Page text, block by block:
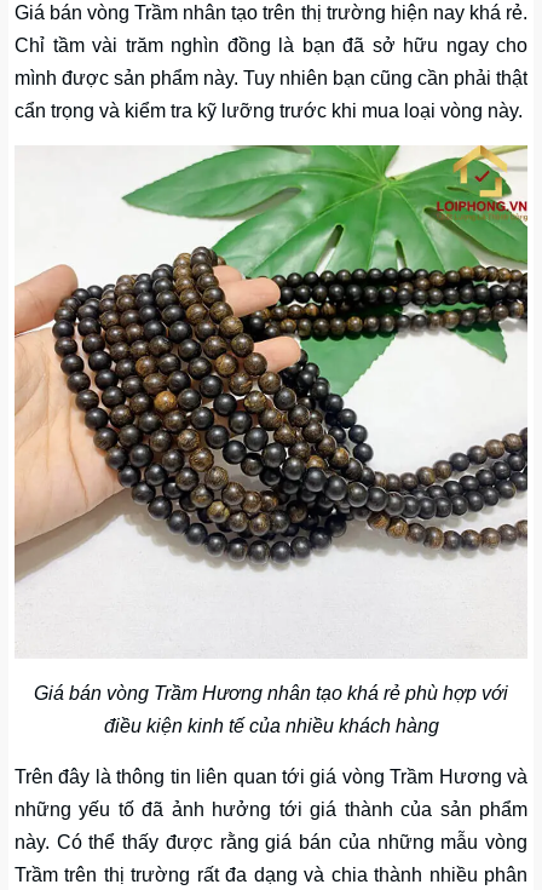
Giá bán vòng Trầm nhân tạo trên thị trường hiện nay khá rẻ.
Chỉ tầm vài trăm nghìn đồng là bạn đã sở hữu ngay cho
mình được sản phẩm này. Tuy nhiên bạn cũng cần phải thật
cẩn trọng và kiểm tra kỹ lưỡng trước khi mua loại vòng này.
Giá bán vòng Trầm Hương nhân tạo khá rẻ phù hợp với
điều kiện kinh tế của nhiều khách hàng
Trên đây là thông tin liên quan tới giá vòng Trầm Hương và
những yếu tố đã ảnh hưởng tới giá thành của sản phẩm
này. Có thể thấy được rằng giá bán của những mẫu vòng
Trầm trên thị trường rất đa dạng và chia thành nhiều phân